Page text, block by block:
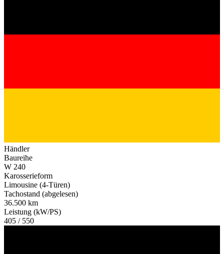
Händler
Baureihe
W 240
Karosserieform
Limousine (4-Türen)
Tachostand (abgelesen)
36.500 km
Leistung (kW/PS)
405 / 550